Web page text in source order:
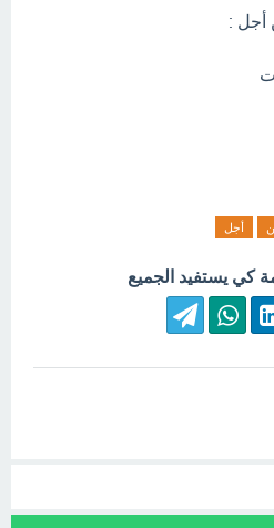
أجل :
أجل
كي يستفيد الجميع